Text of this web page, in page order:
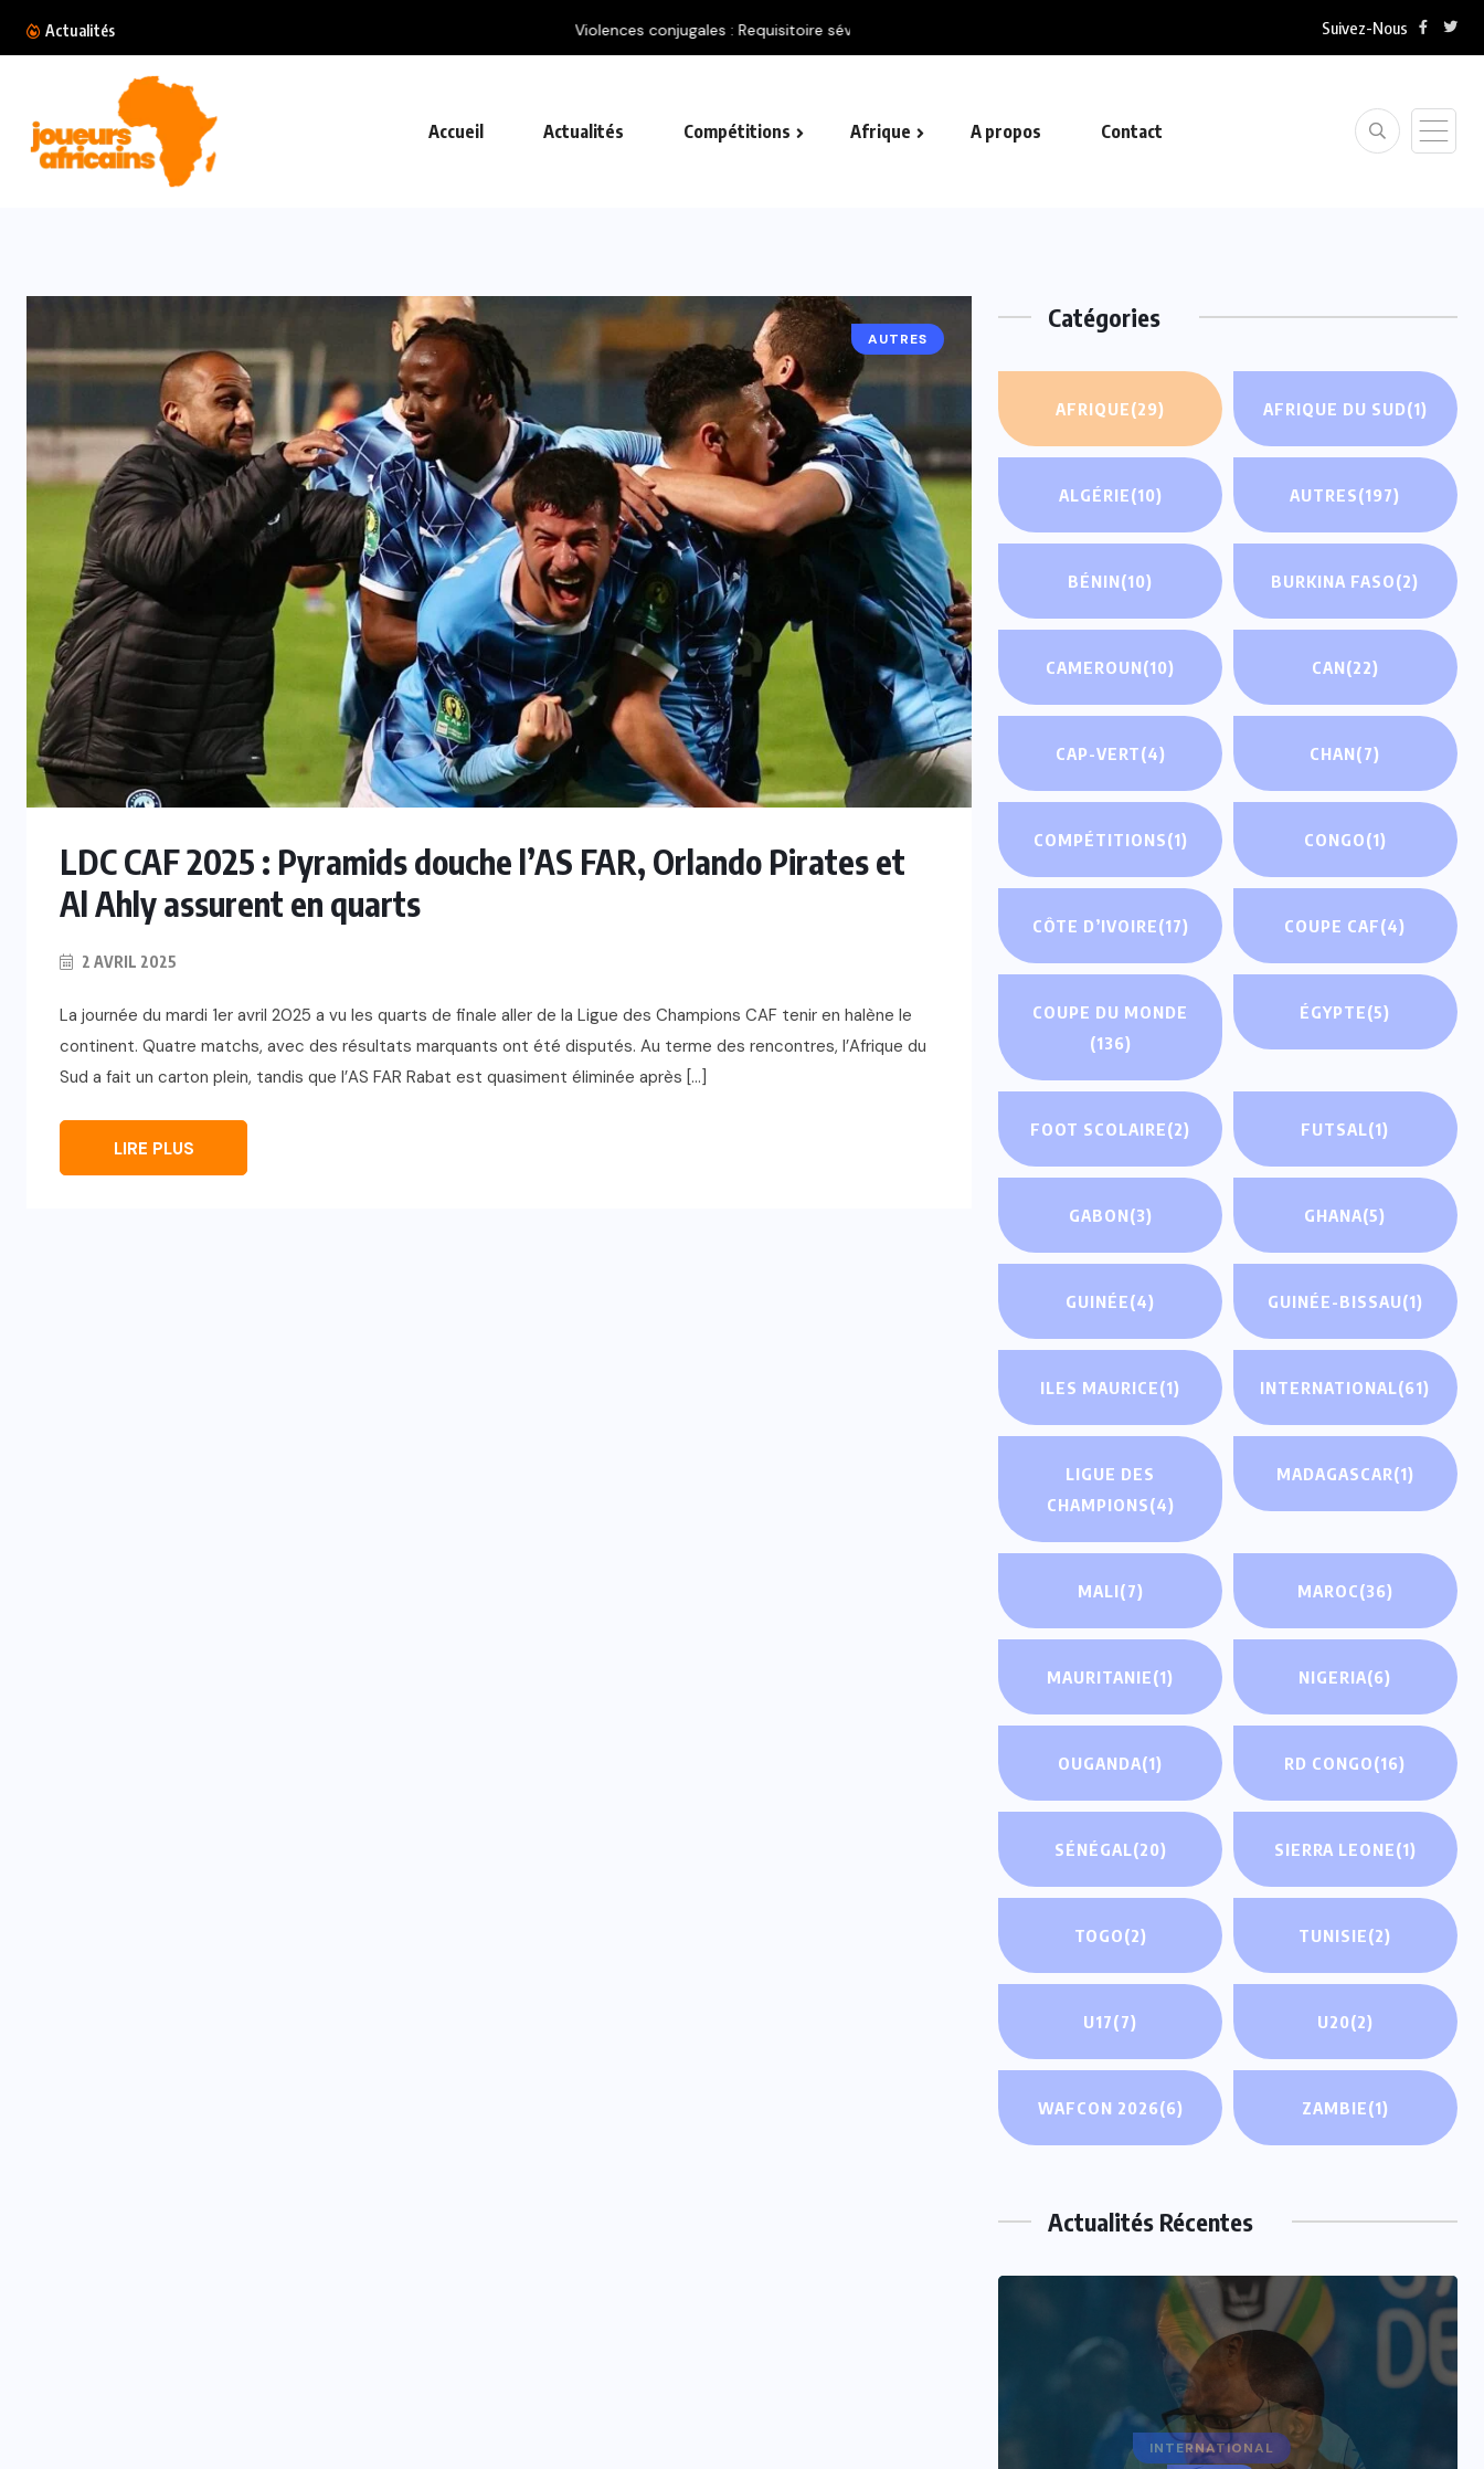
Actualités Violences conjugales : Requisitoire sévère contre l’arbitre Abdelatif... Suivez-Nous
Accueil Actualités Compétitions Afrique A propos Contact
AUTRES
LDC CAF 2025 : Pyramids douche l’AS FAR, Orlando Pirates et
Al Ahly assurent en quarts
2 AVRIL 2025
La journée du mardi 1er avril 2025 a vu les quarts de finale aller de la Ligue des Champions CAF tenir en halène le
continent. Quatre matchs, avec des résultats marquants ont été disputés. Au terme des rencontres, l’Afrique du
Sud a fait un carton plein, tandis que l’AS FAR Rabat est quasiment éliminée après […]
LIRE PLUS
Catégories
AFRIQUE(29) AFRIQUE DU SUD(1)
ALGÉRIE(10) AUTRES(197)
BÉNIN(10) BURKINA FASO(2)
CAMEROUN(10) CAN(22)
CAP-VERT(4) CHAN(7)
COMPÉTITIONS(1) CONGO(1)
CÔTE D’IVOIRE(17) COUPE CAF(4)
COUPE DU MONDE
(136)
ÉGYPTE(5)
FOOT SCOLAIRE(2) FUTSAL(1)
GABON(3) GHANA(5)
GUINÉE(4) GUINÉE-BISSAU(1)
ILES MAURICE(1) INTERNATIONAL(61)
LIGUE DES
CHAMPIONS(4)
MADAGASCAR(1)
MALI(7) MAROC(36)
MAURITANIE(1) NIGERIA(6)
OUGANDA(1) RD CONGO(16)
SÉNÉGAL(20) SIERRA LEONE(1)
TOGO(2) TUNISIE(2)
U17(7) U20(2)
WAFCON 2026(6) ZAMBIE(1)
Actualités Récentes
INTERNATIONAL